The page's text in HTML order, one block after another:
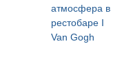
атмосфера в
рестобаре I
Van Gogh